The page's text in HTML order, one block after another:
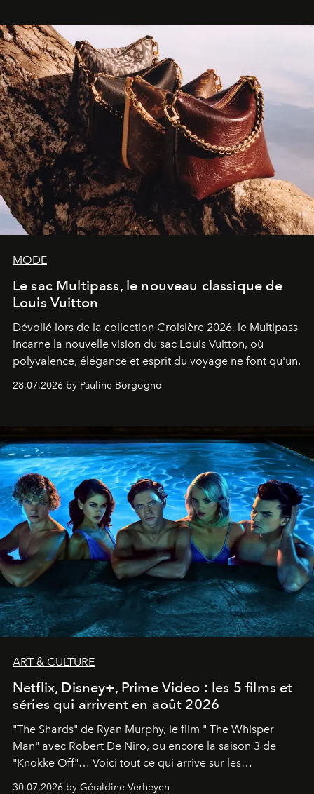
sculpture.
MODE
Le sac Multipass, le nouveau classique de
Louis Vuitton
Dévoilé lors de la collection Croisière 2026, le Multipass
incarne la nouvelle vision du sac Louis Vuitton, où
polyvalence, élégance et esprit du voyage ne font qu'un.
28.07.2026 by Pauline Borgogno
ART & CULTURE
Netflix, Disney+, Prime Video : les 5 films et
séries qui arrivent en août 2026
"The Shards" de Ryan Murphy, le film " The Whisper
Man" avec Robert De Niro, ou encore la saison 3 de
"Knokke Off"… Voici tout ce qui arrive sur les
30.07.2026 by Géraldine Verheyen